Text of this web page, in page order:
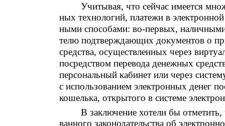
Учитывая, что сейчас имеется
ных технологий, платежи в
ными способами: во-первых,
телю подтверждающих документов о
средства, осуществленных через
посредством перевода денежных
персональный кабинет или через
с использованием электронных денег
кошелька, открытого в системе
В заключение хотели бы
ванного законодательства об